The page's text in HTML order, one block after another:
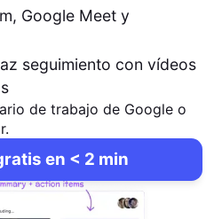
Google Meet y
seguimiento con vídeos
de trabajo de Google o
en < 2 min